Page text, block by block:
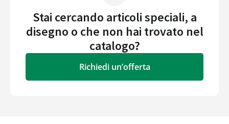
Stai cercando articoli speciali, a
disegno o che non hai trovato nel
catalogo?
Richiedi un’offerta